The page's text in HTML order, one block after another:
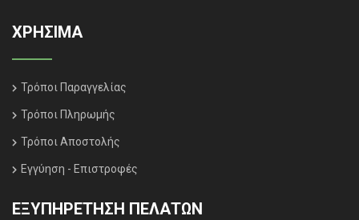
ΧΡΗΣΙΜΑ
Τρόποι Παραγγελίας
Τρόποι Πληρωμής
Τρόποι Αποστολής
Εγγύηση - Επιστροφές
ΕΞΥΠΗΡΈΤΗΣΗ ΠΕΛΑΤΏΝ